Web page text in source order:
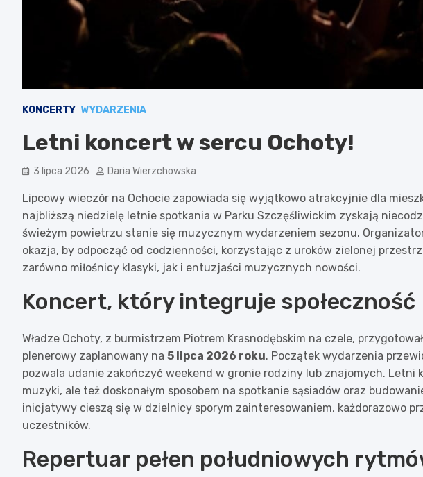
KONCERTY WYDARZENIA
Letni koncert w sercu Ochoty!
3 lipca 2026 Daria Wierzchowska
Lipcowy wieczór na Ochocie zapowiada się wyjątkowo atrakcyjnie dla
najbliższą niedzielę letnie spotkania w Parku Szczęśliwickim zyskają
świeżym powietrzu stanie się muzycznym wydarzeniem sezonu.
okazja, by odpocząć od codzienności, korzystając z uroków zielonej
zarówno miłośnicy klasyki, jak i entuzjaści muzycznych nowości.
Koncert, który integruje społeczność
Władze Ochoty, z burmistrzem Piotrem Krasnodębskim na czele,
plenerowy zaplanowany na 5 lipca 2026 roku. Początek wydarzenia
pozwala udanie zakończyć weekend w gronie rodziny lub znajomych. Letni
muzyki, ale też doskonałym sposobem na spotkanie sąsiadów oraz
inicjatywy cieszą się w dzielnicy sporym zainteresowaniem, każdorazowo
uczestników.
Repertuar pełen południowych